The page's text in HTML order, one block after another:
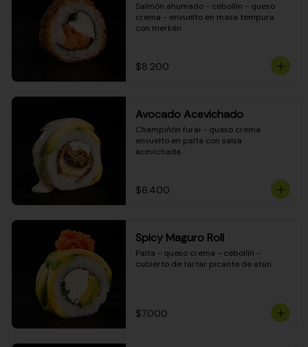
Salmón ahumado - cebollín - queso
crema - envuelto en masa tempura
con merkén
$8.200
Avocado Acevichado
Champiñón furai - queso crema
envuelto en palta con salsa
acevichada
$6.400
Spicy Maguro Roll
Palta - queso crema - cebollín -
cubierto de tartar picante de atún
$7.000